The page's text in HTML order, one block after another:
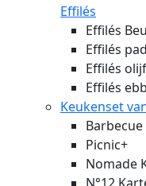
Effilés
Effilés
Effilés
Effilés
Effilés
Keukenset
Barbecue
Picnic+
Nomade